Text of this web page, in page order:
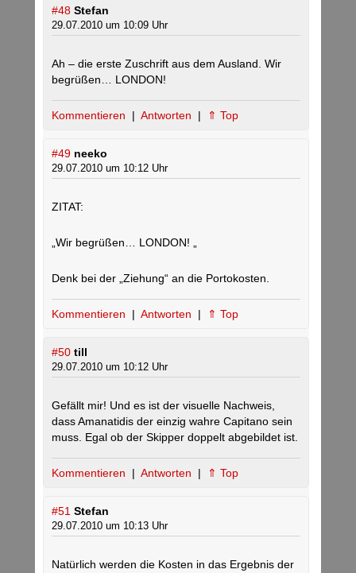
#48 Stefan
29.07.2010 um 10:09 Uhr
Ah – die erste Zuschrift aus dem Ausland. Wir
begrüßen… LONDON!
Kommentieren | Antworten | ⇑ Top
#49 neeko
29.07.2010 um 10:12 Uhr
ZITAT:
„Wir begrüßen… LONDON! „
Denk bei der „Ziehung“ an die Portokosten.
Kommentieren | Antworten | ⇑ Top
#50 till
29.07.2010 um 10:12 Uhr
Gefällt mir! Und es ist der visuelle Nachweis,
dass Amanatidis der einzig wahre Capitano sein
muss. Egal ob der Skipper doppelt abgebildet ist.
Kommentieren | Antworten | ⇑ Top
#51 Stefan
29.07.2010 um 10:13 Uhr
Natürlich werden die Kosten in das Ergebnis der